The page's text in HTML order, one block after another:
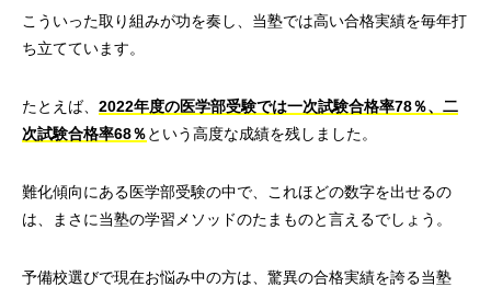
こういった取り組みが功を奏し、当塾では高い合格実績を毎年打
ち立てています。
たとえば、 2022年度の医学部受験では一次試験合格率78％、二
次試験合格率68％という高度な成績を残しました。
難化傾向にある医学部受験の中で、これほどの数字を出せるの
は、まさに当塾の学習メソッドのたまものと言えるでしょう。
予備校選びで現在お悩み中の方は、驚異の合格実績を誇る当塾